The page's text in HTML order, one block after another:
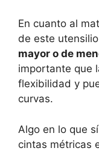
En cuanto al
de este
mayor o de
importante que
flexibilidad y
curvas.
Algo en lo que
cintas métricas